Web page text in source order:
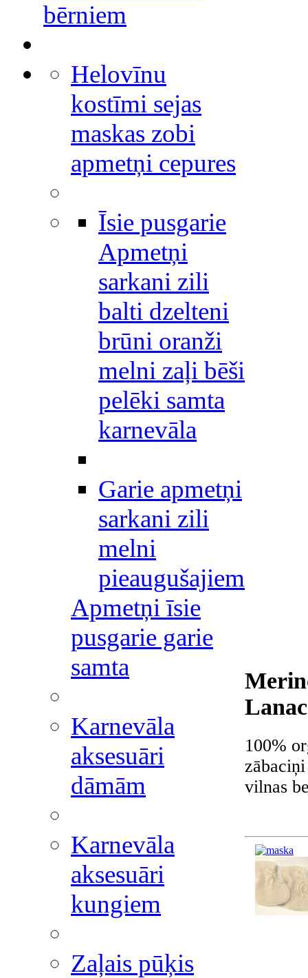
bērniem
Helovīnu
kostīmi sejas
maskas zobi
apmetņi cepures
Īsie pusgarie
Apmetņi
sarkani zili
balti dzelteni
brūni oranži
melni zaļi bēši
pelēki samta
karnevāla
Garie apmetņi
sarkani zili
melni
pieaugušajiem
Apmetņi īsie
pusgarie garie
samta
Karnevāla
aksesuāri
dāmām
Karnevāla
aksesuāri
kungiem
Zaļais pūķis
100%
vilnas